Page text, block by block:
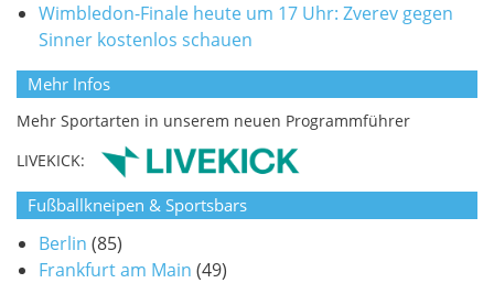
Wimbledon-Finale heute um 17 Uhr: Zverev gegen
Sinner kostenlos schauen
Mehr Infos
Mehr Sportarten in unserem neuen Programmführer
LIVEKICK:
Fußballkneipen & Sportsbars
Berlin (85)
Frankfurt am Main (49)